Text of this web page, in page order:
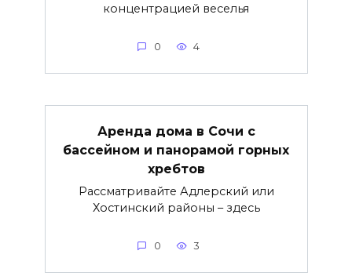
концентрацией веселья
0 4
Аренда дома в Сочи с
бассейном и панорамой горных
хребтов
Рассматривайте Адлерский или
Хостинский районы – здесь
0 3